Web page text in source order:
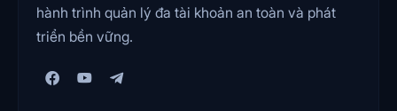
hành trình quản lý đa tài khoản an toàn và phát
triển bền vững.